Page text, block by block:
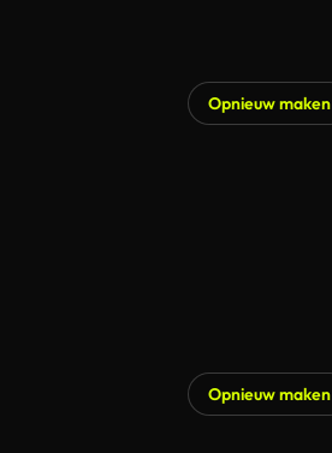
Opnieuw maken
Opnieuw maken